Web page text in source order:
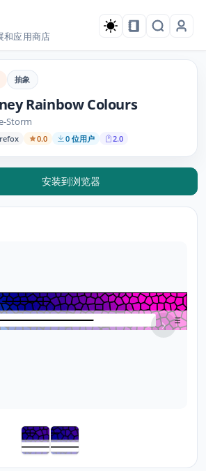
和应用商店
抽象
Rainbow Colours
Storm
0.0 0 位用户 2.0
安装到浏览器